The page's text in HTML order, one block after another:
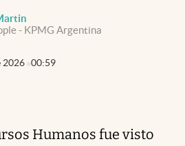
- KPMG Argentina
2026 00:59
Humanos fue visto